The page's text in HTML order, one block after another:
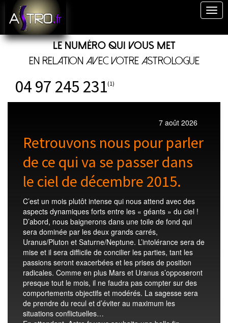
Le numéro qui vous met
en relation avec votre astrologue
04 97 245 231(1)
7 août 2026
Retrouvons nous pour parler
de ce qui va se passer dans
le ciel de décembre 2015.
C’est un mois plutôt intense qui nous attend avec des
aspects dynamiques forts entre les « géants » du ciel !
D’abord, nous baignerons dans une toile de fond qui
sera dominée par les deux grands carrés,
Uranus/Pluton et Saturne/Neptune. L’intolérance sera de
mise et il sera difficile de concilier les parties, tant les
passions seront exacerbées et les prises de position
radicales. Comme en plus Mars et Uranus s’opposeront
presque tout le mois, il ne faudra pas compter sur des
comportements objectifs et modérés. La sagesse sera
de prendre du recul et d’éviter au maximum les
situations conflictuelles…